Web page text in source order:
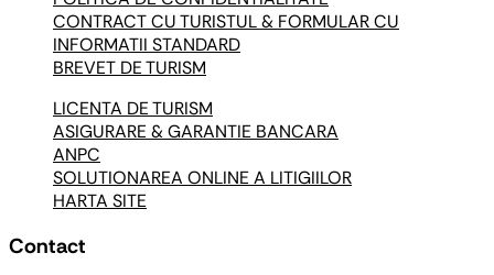
CONTRACT CU TURISTUL & FORMULAR CU
INFORMATII STANDARD
BREVET DE TURISM
LICENTA DE TURISM
ASIGURARE & GARANTIE BANCARA
ANPC
SOLUTIONAREA ONLINE A LITIGIILOR
HARTA SITE
Contact